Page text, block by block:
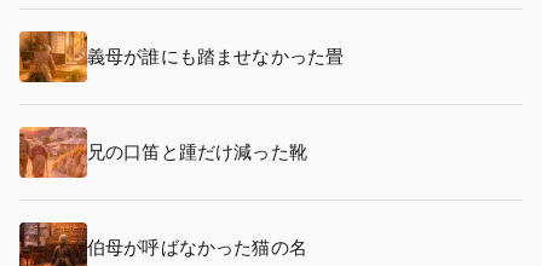
義母が誰にも踏ませなかった畳
兄の口笛と踵だけ減った靴
伯母が呼ばなかった猫の名